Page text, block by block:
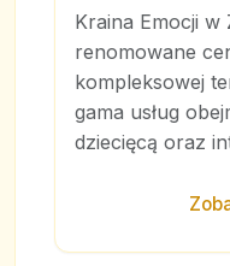
Kraina Emocji w
renomowane
kompleksowej
gama usług
dziecięcą oraz